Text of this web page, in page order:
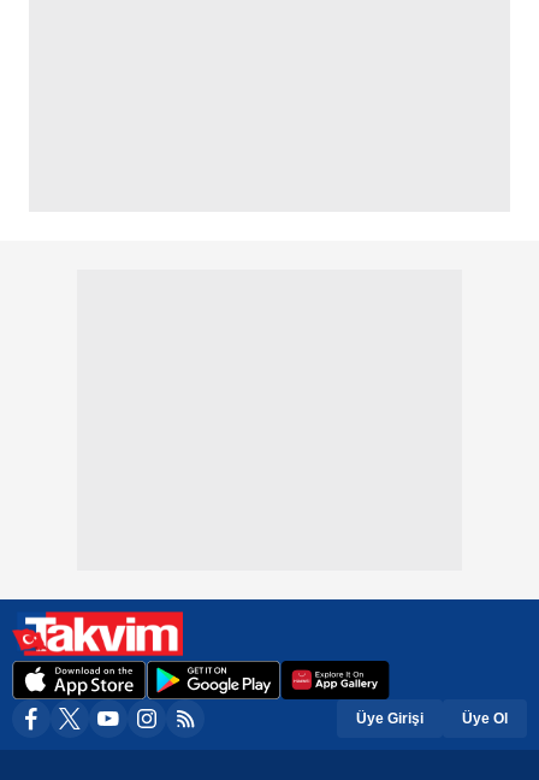
Üye Girişi Üye Ol